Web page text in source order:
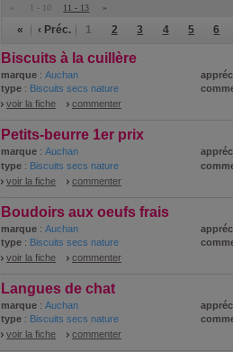
« 1 - 10 11 - 13 »
« ‹ Préc. 1 2 3 4 5 6
Biscuits à la cuillère
marque : Auchan
type : Biscuits secs nature
voir la fiche
commenter
Petits-beurre 1er prix
marque : Auchan
type : Biscuits secs nature
voir la fiche
commenter
Boudoirs aux oeufs frais
marque : Auchan
type : Biscuits secs nature
voir la fiche
commenter
Langues de chat
marque : Auchan
type : Biscuits secs nature
voir la fiche
commenter